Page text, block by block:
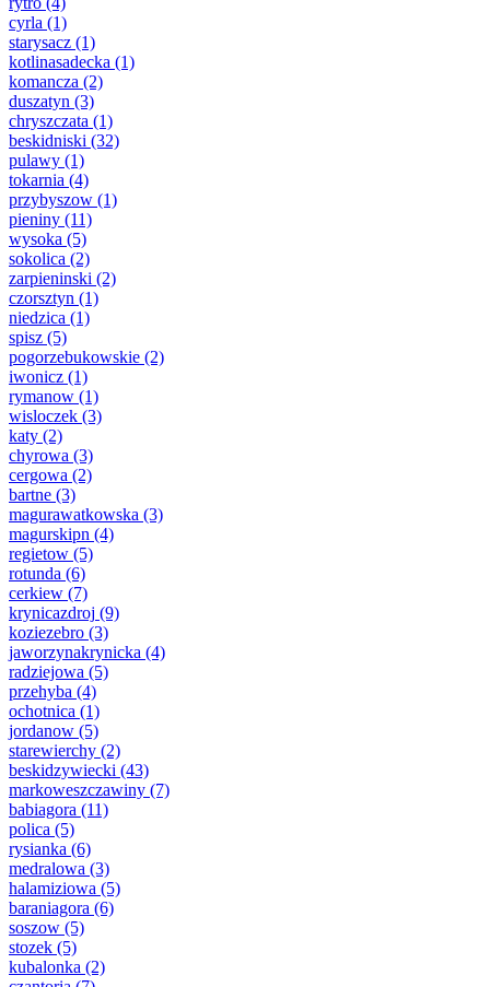
cyrla (1)
starysacz (1)
kotlinasadecka (1)
komancza (2)
duszatyn (3)
chryszczata (1)
beskidniski (32)
pulawy (1)
tokarnia (4)
przybyszow (1)
pieniny (11)
wysoka (5)
sokolica (2)
zarpieninski (2)
czorsztyn (1)
niedzica (1)
spisz (5)
pogorzebukowskie (2)
iwonicz (1)
rymanow (1)
wisloczek (3)
katy (2)
chyrowa (3)
cergowa (2)
bartne (3)
magurawatkowska (3)
magurskipn (4)
regietow (5)
rotunda (6)
cerkiew (7)
krynicazdroj (9)
koziezebro (3)
jaworzynakrynicka (4)
radziejowa (5)
przehyba (4)
ochotnica (1)
jordanow (5)
starewierchy (2)
beskidzywiecki (43)
markoweszczawiny (7)
babiagora (11)
polica (5)
rysianka (6)
medralowa (3)
halamiziowa (5)
baraniagora (6)
soszow (5)
stozek (5)
kubalonka (2)